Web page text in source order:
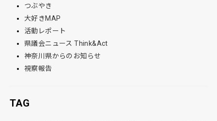
つぶやき
大好きMAP
活動レポート
県議会ニュース Think&Act
神奈川県からのお知らせ
視察報告
TAG